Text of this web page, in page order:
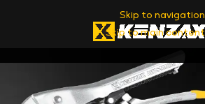
Skip to navigation
Skip to main content